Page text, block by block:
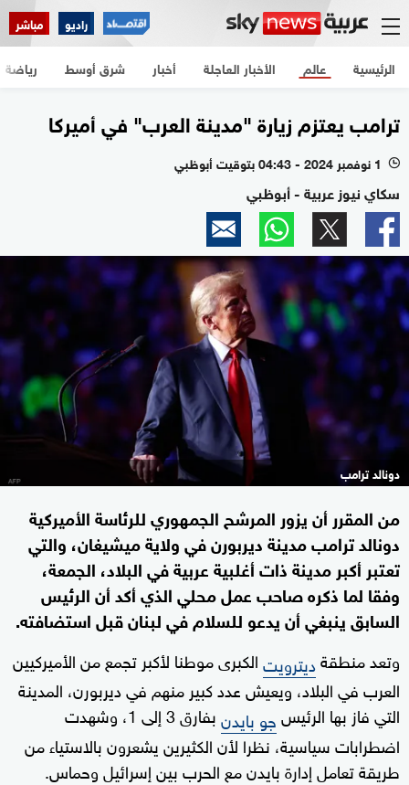
راديو مباشر
الرئيسية الأخبار العاجلة أخبار شرق أوسط عالم رياضة
ترامب يعتزم زيارة "مدينة العرب" في أميركا
l 1 نوفمبر 2024 - 04:43 بتوقيت أبوظبي
سكاي نيوز عربية - أبوظبي
دونالد ترامب
من المقرر أن يزور المرشح الجمهوري للرئاسة الأميركية
دونالد ترامب مدينة ديربورن في ولاية ميشيغان، والتي
تعتبر أكبر مدينة ذات أغلبية عربية في البلاد، الجمعة،
وفقا لما ذكره صاحب عمل محلي الذي أكد أن الرئيس
السابق ينبغي أن يدعو للسلام في لبنان قبل استضافته.
وتعد منطقةديترويتالكبرى موطنا لأكبر تجمع من الأميركيين
العرب في البلاد، ويعيش عدد كبير منهم في ديربورن، المدينة
التي فاز بها الرئيسجو بايدن
بفارق 3 إلى 1، وشهدت
اضطرابات سياسية، نظرا لأن الكثيرين يشعرون بالاستياء من
طريقة تعامل إدارة بايدن مع الحرب بين إسرائيل وحماس.